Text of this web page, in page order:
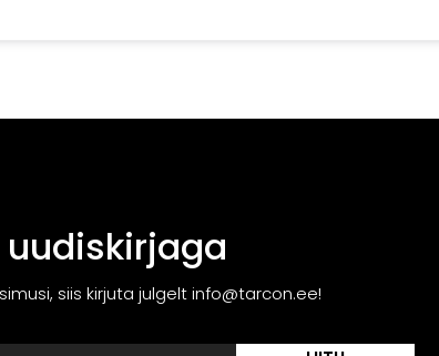
uudiskirjaga
siis kirjuta julgelt info@tarcon.ee!